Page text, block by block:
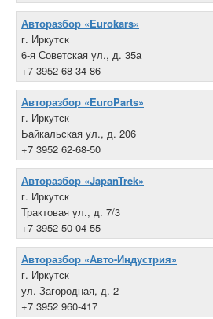
Авторазбор «Eurokars»
г. Иркутск
6-я Советская ул., д. 35а
+7 3952 68-34-86
Авторазбор «EuroParts»
г. Иркутск
Байкальская ул., д. 206
+7 3952 62-68-50
Авторазбор «JapanTrek»
г. Иркутск
Трактовая ул., д. 7/3
+7 3952 50-04-55
Авторазбор «Авто-Индустрия»
г. Иркутск
ул. Загородная, д. 2
+7 3952 960-417